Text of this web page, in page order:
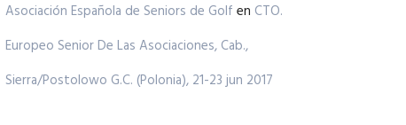
Asociación Española de Seniors de Golf en CTO.
Europeo Senior De Las Asociaciones, Cab.,
Sierra/Postolowo G.C. (Polonia), 21-23 jun 2017